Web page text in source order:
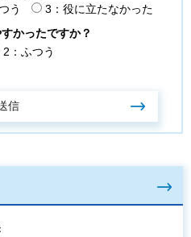
う
3：役に立たなかった
かったですか？
2：ふつう